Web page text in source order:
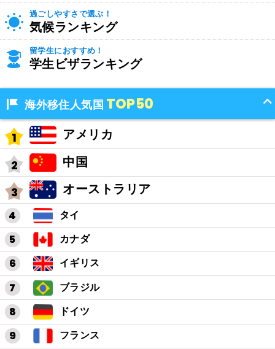
過ごしやすさで選ぶ！
気候ランキング
留学生におすすめ！
学生ビザランキング
海外移住人気国 TOP50
アメリカ
中国
オーストラリア
タイ
カナダ
イギリス
ブラジル
ドイツ
フランス